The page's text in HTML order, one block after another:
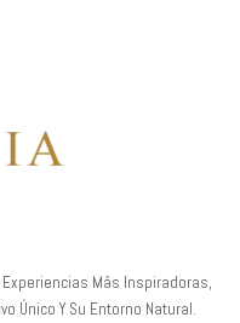
Más Inspiradoras,
Único Y Su Entorno Natural.